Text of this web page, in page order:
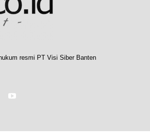
resmi PT Visi Siber Banten